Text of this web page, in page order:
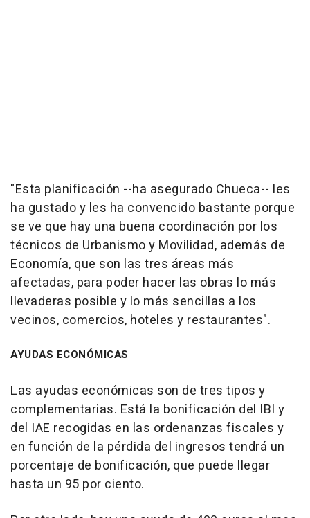
"Esta planificación --ha asegurado Chueca-- les
ha gustado y les ha convencido bastante porque
se ve que hay una buena coordinación por los
técnicos de Urbanismo y Movilidad, además de
Economía, que son las tres áreas más
afectadas, para poder hacer las obras lo más
llevaderas posible y lo más sencillas a los
vecinos, comercios, hoteles y restaurantes".
AYUDAS ECONÓMICAS
Las ayudas económicas son de tres tipos y
complementarias. Está la bonificación del IBI y
del IAE recogidas en las ordenanzas fiscales y
en función de la pérdida del ingresos tendrá un
porcentaje de bonificación, que puede llegar
hasta un 95 por ciento.